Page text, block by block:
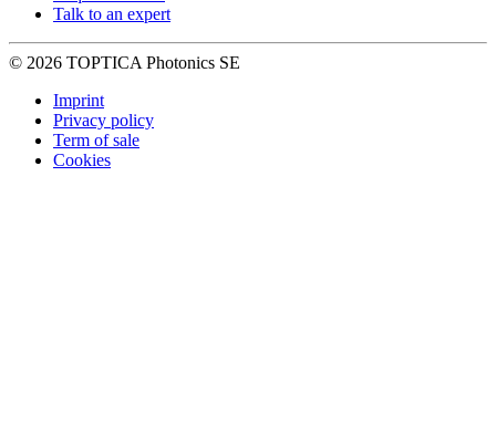
Talk to an expert
© 2026 TOPTICA Photonics SE
Imprint
Privacy policy
Term of sale
Cookies